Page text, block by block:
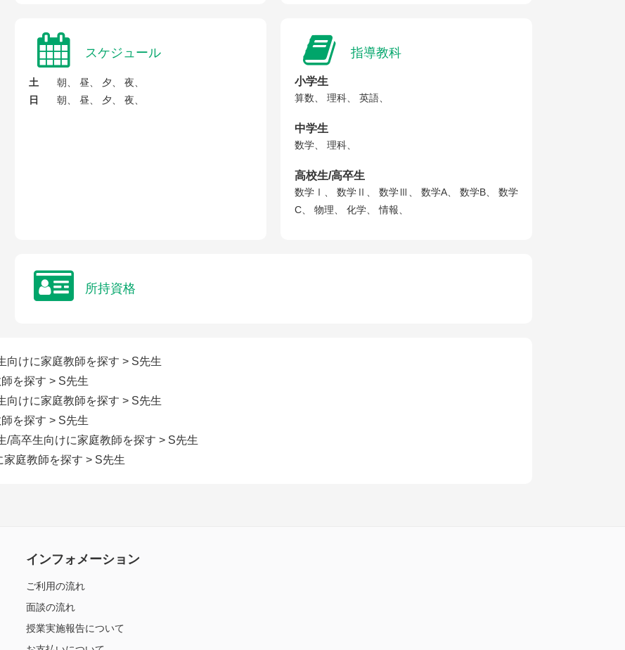
スケジュール
土
朝、 昼、 夕、 夜、
日
朝、 昼、 夕、 夜、
指導教科
小学生
算数、 理科、 英語、
中学生
数学、 理科、
高校生/高卒生
数学Ⅰ、 数学Ⅱ、 数学Ⅲ、 数学A、 数学B、 数学
C、 物理、 化学、 情報、
所持資格
向けに家庭教師を探す > S先生
を探す > S先生
向けに家庭教師を探す > S先生
を探す > S先生
/高卒生向けに家庭教師を探す > S先生
家庭教師を探す > S先生
インフォメーション
ご利用の流れ
面談の流れ
授業実施報告について